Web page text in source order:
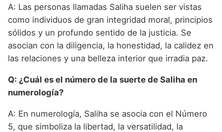
A: Las personas llamadas Saliha suelen ser vistas
como individuos de gran integridad moral, principios
sólidos y un profundo sentido de la justicia. Se
asocian con la diligencia, la honestidad, la calidez en
las relaciones y una belleza interior que irradia paz.
Q: ¿Cuál es el número de la suerte de Saliha en
numerología?
A: En numerología, Saliha se asocia con el Número
5, que simboliza la libertad, la versatilidad, la